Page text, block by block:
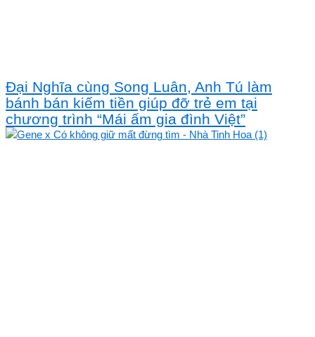
Đại Nghĩa cùng Song Luân, Anh Tú làm
bánh bán kiếm tiền giúp đỡ trẻ em tại
chương trình “Mái ấm gia đình Việt”